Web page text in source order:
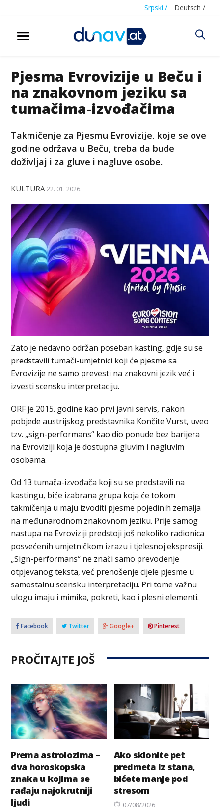
Srpski / Deutsch /
Pjesma Evrovizije u Beču i
na znakovnom jeziku sa
tumačima-izvođačima
Takmičenje za Pjesmu Evrovizije, koje se ove
godine održava u Beču, treba da bude
doživljaj i za gluve i nagluve osobe.
KULTURA 22. 01. 2026.
Zato je nedavno održan poseban kasting, gdje su se
predstavili tumači-umjetnici koji će pjesme sa
Evrovizije ne samo prevesti na znakovni jezik već i
izvesti scensku interpretaciju.
ORF je 2015. godine kao prvi javni servis, nakon
pobjede austrijskog predstavnika Končite Vurst, uveo
tzv. „sign-performans“ kao dio ponude bez barijera
na Evroviziji koja je dostupna gluvim i nagluvim
osobama.
Od 13 tumača-izvođača koji su se predstavili na
kastingu, biće izabrana grupa koja će tokom
takmičenja u maju izvoditi pjesme pojedinih zemalja
na međunarodnom znakovnom jeziku. Prije samog
nastupa na Evroviziji predstoji još nekoliko radionica
posvećenih umjetničkom izrazu i tjelesnoj ekspresiji.
„Sign-performans“ ne znači samo prevođenje
otpjevanog teksta, već prenošenje cijele pjesme u
samostalnu scensku interpretaciju. Pri tome važnu
ulogu imaju i mimika, pokreti, kao i plesni elementi.
Facebook Twitter Google+ Pinterest
PROČITAJTE JOŠ
Prema astrolozima –
dva horoskopska
znaka u kojima se
rađaju najokrutniji
ljudi
Ako sklonite pet
predmeta iz stana,
bićete manje pod
stresom
Posted
07/08/2026